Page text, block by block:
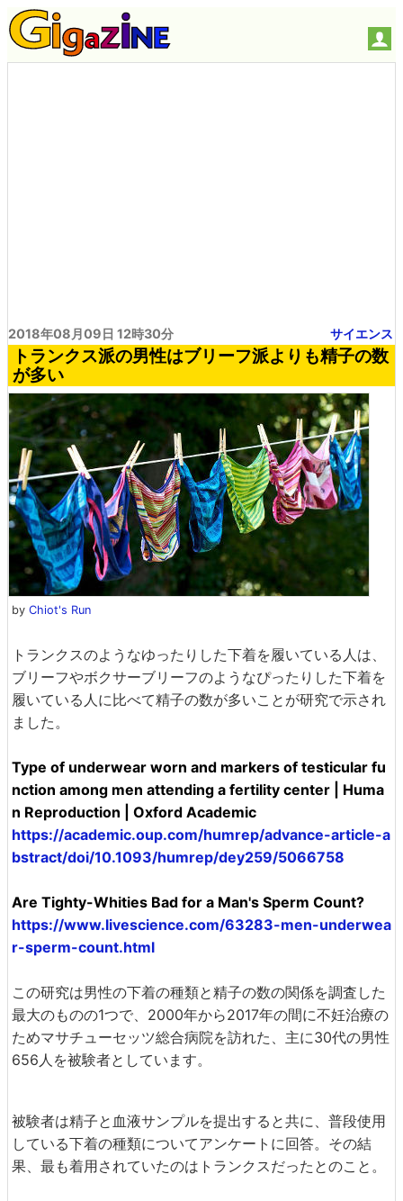
2018年08月09日 12時30分 サイエンス
トランクス派の男性はブリーフ派よりも精子の数
が多い
by Chiot's Run
トランクスのようなゆったりした下着を履いている人は、
ブリーフやボクサーブリーフのようなぴったりした下着を
履いている人に比べて精子の数が多いことが研究で示され
ました。
Type of underwear worn and markers of testicular fu
nction among men attending a fertility center | Huma
n Reproduction | Oxford Academic
https://academic.oup.com/humrep/advance-article-a
bstract/doi/10.1093/humrep/dey259/5066758
Are Tighty-Whities Bad for a Man's Sperm Count?
https://www.livescience.com/63283-men-underwea
r-sperm-count.html
この研究は男性の下着の種類と精子の数の関係を調査した
最大のものの1つで、2000年から2017年の間に不妊治療の
ためマサチューセッツ総合病院を訪れた、主に30代の男性
656人を被験者としています。
被験者は精子と血液サンプルを提出すると共に、普段使用
している下着の種類についてアンケートに回答。その結
果、最も着用されていたのはトランクスだったとのこと。